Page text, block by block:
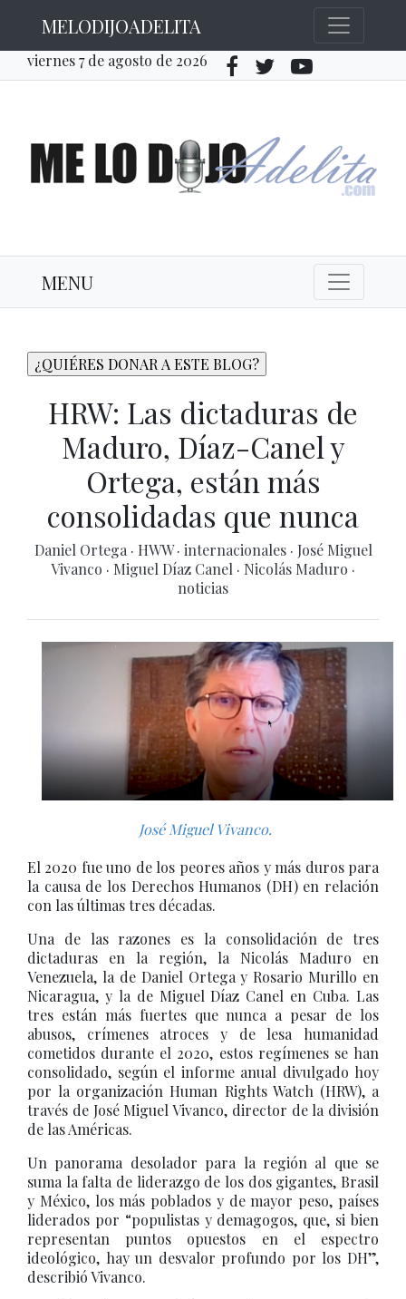
MELODIJOADELITA
viernes 7 de agosto de 2026
MENU
HRW: Las dictaduras de
Maduro, Díaz-Canel y
Ortega, están más
consolidadas que nunca
Daniel Ortega · HWW· internacionales · José Miguel
Vivanco · Miguel Díaz Canel · Nicolás Maduro ·
noticias
José Miguel Vivanco.
El 2020 fue uno de los peores años y más duros para
la causa de los Derechos Humanos (DH) en relación
con las últimas tres décadas.
Una de las razones es la consolidación de tres
dictaduras en la región, la Nicolás Maduro en
Venezuela, la de Daniel Ortega y Rosario Murillo en
Nicaragua, y la de Miguel Díaz Canel en Cuba. Las
tres están más fuertes que nunca a pesar de los
abusos, crímenes atroces y de lesa humanidad
cometidos durante el 2020, estos regímenes se han
consolidado, según el informe anual divulgado hoy
por la organización Human Rights Watch (HRW), a
través de José Miguel Vivanco, director de la división
de las Américas.
Un panorama desolador para la región al que se
suma la falta de liderazgo de los dos gigantes, Brasil
y México, los más poblados y de mayor peso, países
liderados por “populistas y demagogos, que, si bien
representan puntos opuestos en el espectro
ideológico, hay un desvalor profundo por los DH”,
describió Vivanco.